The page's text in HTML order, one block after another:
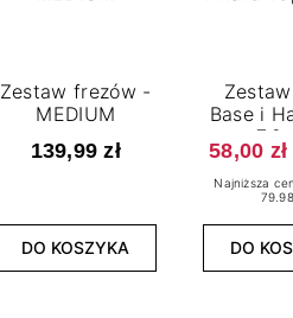
Zestaw frezów -
MEDIUM
139,99 zł
DO KOSZYKA
Base i
7,2
58,00 zł
Najniższa
79.98
DO